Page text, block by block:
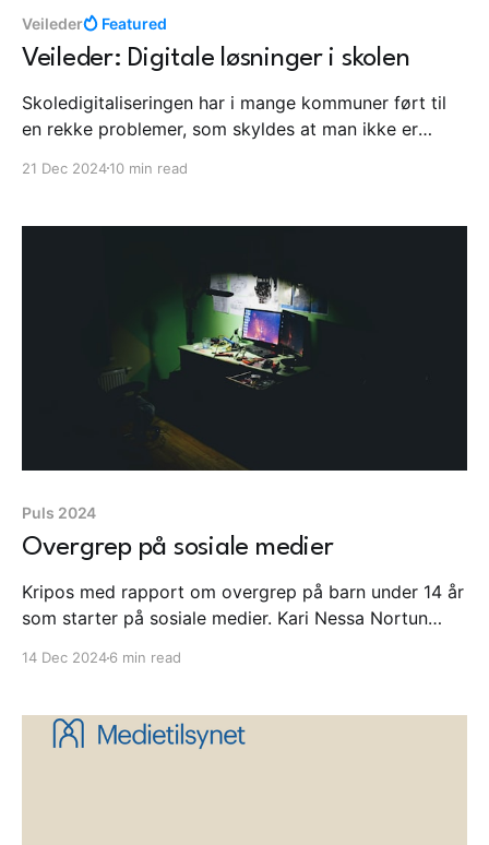
Veileder Featured
Veileder: Digitale løsninger i skolen
Skoledigitaliseringen har i mange kommuner ført til
en rekke problemer, som skyldes at man ikke er
og at loven blir fulgt. Dette kan imidlertid løses. Her
forslag til løsninger.
21 Dec 202410 min read
Puls 2024
Overgrep på sosiale medier
Kripos med rapport om overgrep på barn under 14 år
som starter på sosiale medier. Kari Nessa Nortun
14 Dec 20246 min read